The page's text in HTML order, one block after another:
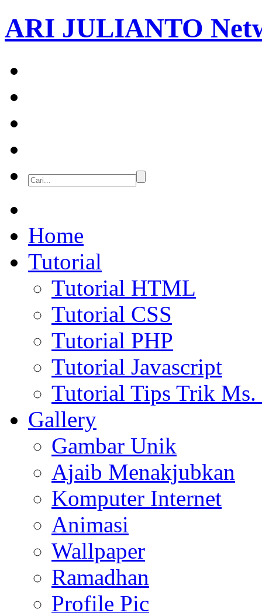
ARI JULIANTO
Home
Tutorial
Tutorial HTML
Tutorial CSS
Tutorial PHP
Tutorial Javascript
Tutorial Tips Trik
Gallery
Gambar Unik
Ajaib Menakjubkan
Komputer Internet
Animasi
Wallpaper
Ramadhan
Profile Pic